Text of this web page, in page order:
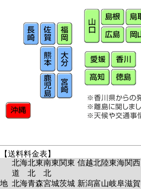
【送料料金表】
北海
道
北東
北
南東
北
関東 信越北陸東海関西
地 北海青森宮城茨城 新潟富山岐阜滋賀